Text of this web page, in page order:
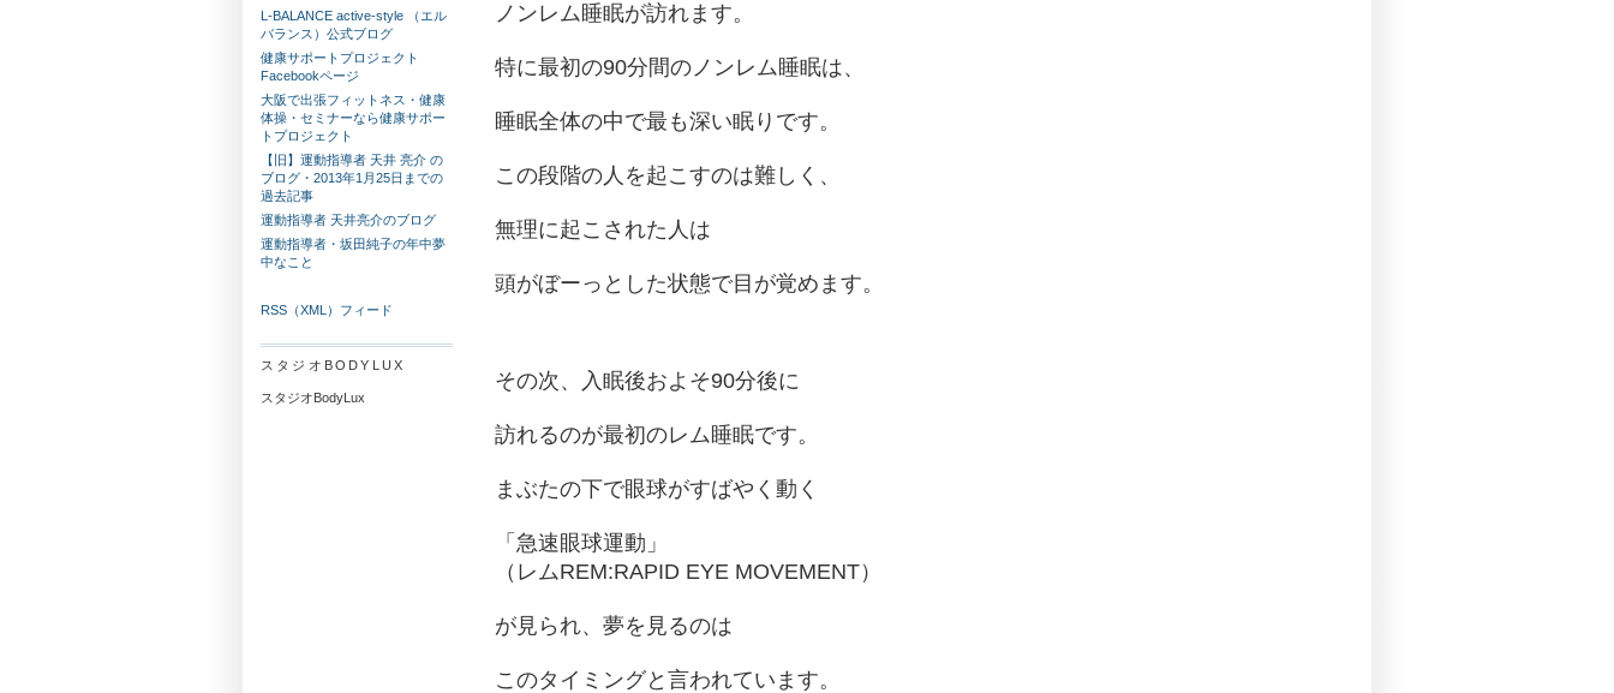
L-BALANCE active-style （エル
バランス）公式ブログ
健康サポートプロジェクト
Facebookページ
大阪で出張フィットネス・健康
体操・セミナーなら健康サポー
トプロジェクト
【旧】運動指導者 天井 亮介 の
ブログ・2013年1月25日までの
過去記事
運動指導者 天井亮介のブログ
運動指導者・坂田純子の年中夢
中なこと
RSS（XML）フィード
スタジオBODYLUX
スタジオBodyLux
ノンレム睡眠が訪れます。
特に最初の90分間のノンレム睡眠は、
睡眠全体の中で最も深い眠りです。
この段階の人を起こすのは難しく、
無理に起こされた人は
頭がぼーっとした状態で目が覚めます。
その次、入眠後およそ90分後に
訪れるのが最初のレム睡眠です。
まぶたの下で眼球がすばやく動く
「急速眼球運動」
（レムREM:RAPID EYE MOVEMENT）
が見られ、夢を見るのは
このタイミングと言われています。